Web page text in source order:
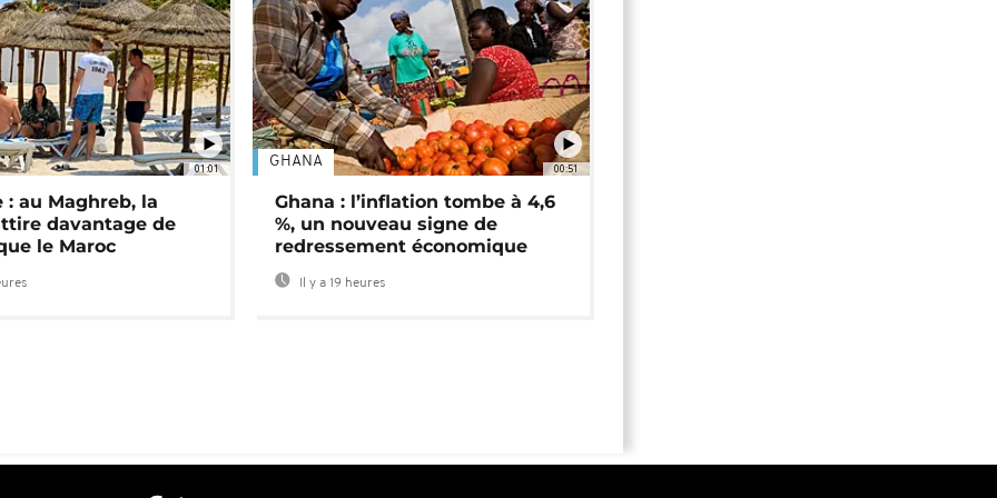
01:01
: au Maghreb, la
davantage de
le Maroc
00:51
GHANA
Ghana : l’inflation tombe à 4,6
%, un nouveau signe de
redressement économique
Il y a 19 heures